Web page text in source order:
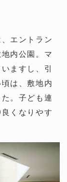
エントラン
内公園。マ
ますし、引
は、敷地内
。子ども連
くなりやす